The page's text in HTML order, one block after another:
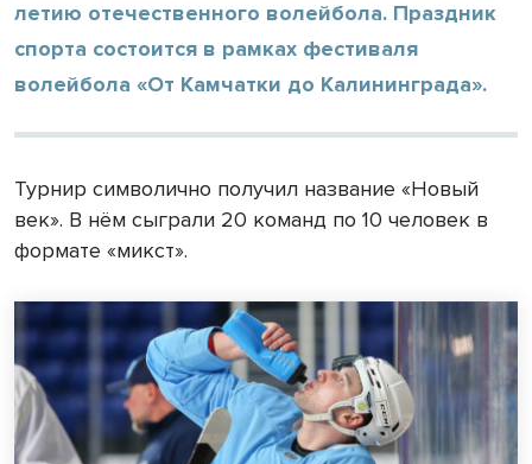
летию отечественного волейбола. Праздник
спорта состоится в рамках фестиваля
волейбола «От Камчатки до Калининграда».
Турнир символично получил название «Новый
век». В нём сыграли 20 команд по 10 человек в
формате «микст».